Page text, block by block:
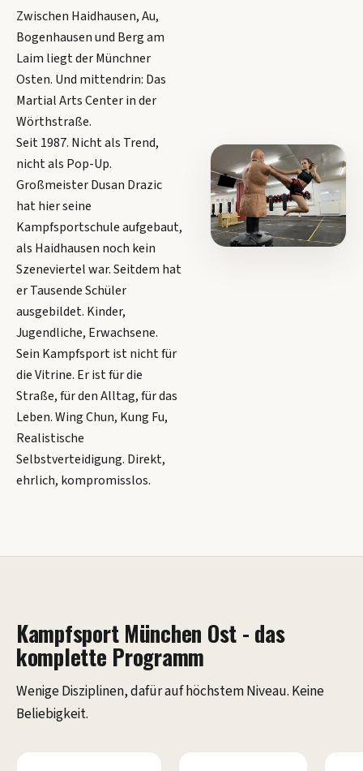
Zwischen Haidhausen, Au,
Bogenhausen und Berg am
Laim liegt der Münchner
Osten. Und mittendrin: Das
Martial Arts Center in der
Wörthstraße.
Seit 1987. Nicht als Trend,
nicht als Pop-Up.
Großmeister Dusan Drazic
hat hier seine
Kampfsportschule aufgebaut,
als Haidhausen noch kein
Szeneviertel war. Seitdem hat
er Tausende Schüler
ausgebildet. Kinder,
Jugendliche, Erwachsene.
Sein Kampfsport ist nicht für
die Vitrine. Er ist für die
Straße, für den Alltag, für das
Leben. Wing Chun, Kung Fu,
Realistische
Selbstverteidigung. Direkt,
ehrlich, kompromisslos.
Kampfsport München Ost - das
komplette Programm
Wenige Disziplinen, dafür auf höchstem Niveau. Keine
Beliebigkeit.